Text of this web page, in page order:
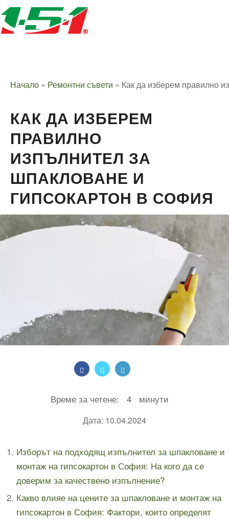
Начало » Ремонтни съвети » Как да изберем правилно
КАК ДА ИЗБЕРЕМ
ПРАВИЛНО
ИЗПЪЛНИТЕЛ ЗА
ШПАКЛОВАНЕ И
ГИПСОКАРТОН В СОФИЯ
Време за четене: 4 минути
Дата: 10.04.2024
Изборът на подходящ изпълнител за шпакловане и
монтаж на гипсокартон в София: На кого да се
доверим за качествено изпълнение?
Какво влияе на цените за шпакловане и монтаж на
гипсокартон в София: Фактори, които определят